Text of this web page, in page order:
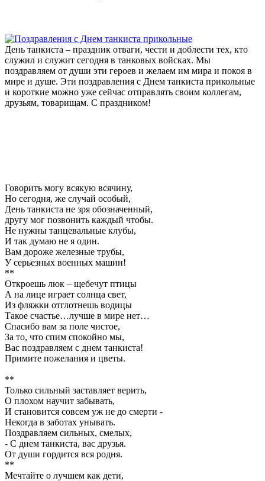
День танкиста – праздник отваги, чести и доблести тех, кто
служил и служит сегодня в танковых войсках. Мы
поздравляем от души эти героев и желаем им мира и покоя в
мире и душе. Эти поздравления с Днем танкиста прикольные
и короткие можно уже сейчас отправлять своим коллегам,
друзьям, товарищам. С праздником!
Говорить могу всякую всячину,
Но сегодня, же случай особый,
День танкиста не зря обозначенный,
другу мог позвонить каждый чтобы.
Не нужны танцевальные клубы,
И так думаю не я один.
Вам дороже железные трубы,
У серьезных военных машин!
**
Откроешь люк – щебечут птицы
А на лице играет солнца свет,
Из фляжки отглотнешь водицы
Такое счастье…лучше в мире нет…
Спасибо вам за поле чистое,
За то, что спим спокойно мы,
Вас поздравляем с днем танкиста!
Примите пожелания и цветы.
**
Только сильный заставляет верить,
О плохом научит забывать,
И становится совсем уж не до смерти -
Некогда в заботах унывать.
Поздравляем сильных, смелых,
- С днем танкиста, вас друзья.
От души гордится вся родня.
**
Мечтайте о лучшем как дети,